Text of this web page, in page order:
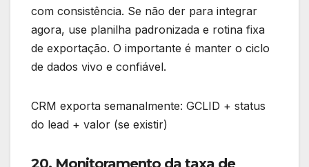
com consistência. Se não der para integrar
agora, use planilha padronizada e rotina fixa
de exportação. O importante é manter o ciclo
de dados vivo e confiável.
CRM exporta semanalmente: GCLID + status
do lead + valor (se existir)
20. Monitoramento da taxa de